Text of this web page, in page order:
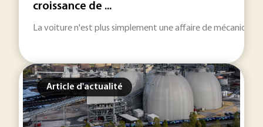
croissance de ...
La voiture n'est plus simplement une affaire de
Article d'actualité